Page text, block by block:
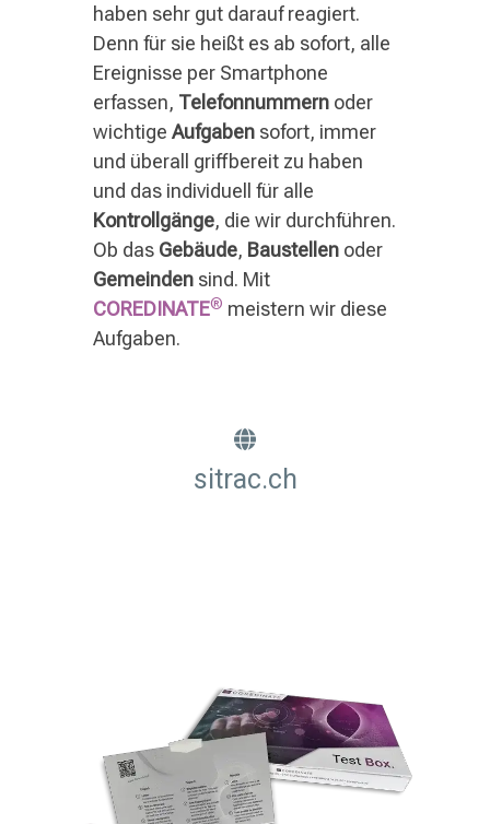
haben sehr gut darauf reagiert.
Denn für sie heißt es ab sofort, alle
Ereignisse per Smartphone
erfassen, Telefonnummern oder
wichtige Aufgaben sofort, immer
und überall griffbereit zu haben
und das individuell für alle
Kontrollgänge, die wir durchführen.
Ob das Gebäude, Baustellen oder
Gemeinden sind. Mit
COREDINATE® meistern wir diese
Aufgaben.
sitrac.ch